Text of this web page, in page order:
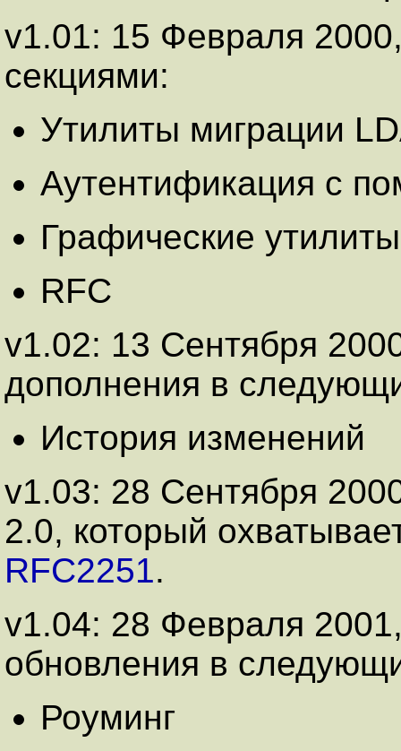
v1.01: 15 Февраля
секциями:
Утилиты миграции
Аутентификация с
Графические
RFC
v1.02: 13 Сентября
дополнения в
История изменений
v1.03: 28 Сентября
2.0, который
RFC2251.
v1.04: 28 Февраля
обновления в
Роуминг